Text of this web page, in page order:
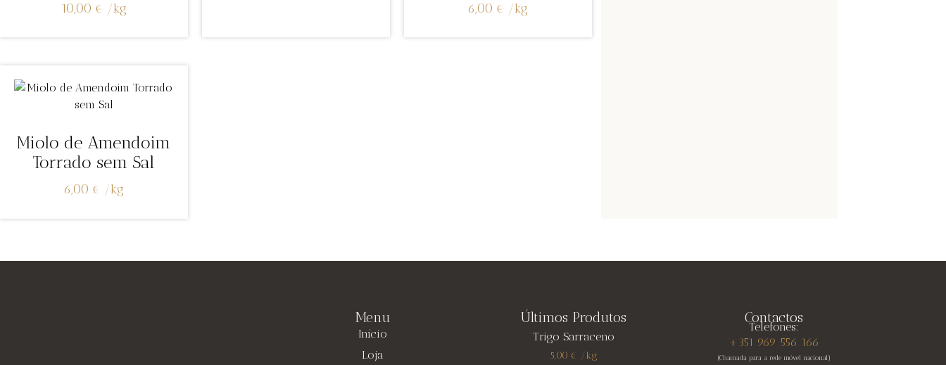
10,00 € /kg 6,00 € /kg
Miolo de Amendoim
Torrado sem Sal
6,00 € /kg
Menu
Início
Loja
Últimos Produtos
Trigo Sarraceno
5,00 € /kg
Contactos
Telefones:
+351 969 556 166
(Chamada para a rede móvel nacional)